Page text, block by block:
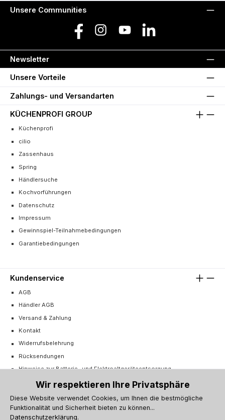
Unsere Communities
Facebook Instagram YouTube LinkedIn
Newsletter
Unsere Vorteile
Zahlungs- und Versandarten
KÜCHENPROFI GROUP
Küchenprofi
cilio
Zassenhaus
Spring
Händlersuche
Kochvorführungen
Datenschutz
Impressum
Gewinnspiel-Teilnahmebedingungen
Garantiebedingungen
Kundenservice
AGB
Händler AGB
Versand & Zahlung
Kontakt
Widerrufsbelehrung
Rücksendungen
Hinweise zur Batterie- und Elektroaltgeräteentsorgung
Cookie-Einstellungen
Vertrag widerrufen
Wir respektieren Ihre Privatsphäre
Diese Website verwendet Cookies, um Ihnen die bestmögliche
Funktionalität und Sicherheit bieten zu können...
Datenschutzerklärung.